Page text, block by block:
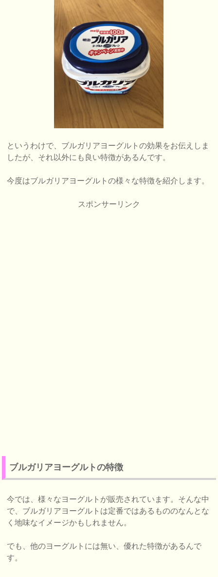
というわけで、ブルガリアヨーグルトの効果をお伝えしま
したが、それ以外にも良い特徴があるんです。
今度はブルガリアヨーグルトの様々な特徴を紹介します。
スポンサーリンク
ブルガリアヨーグルトの特徴
今では、様々なヨーグルトが販売されています。そんな中
で、ブルガリアヨーグルトは定番ではあるもののなんとな
く地味なイメージかもしれません。
でも、他のヨーグルトには無い、優れた特徴があるんで
す。